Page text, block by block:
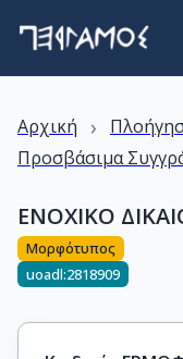
Αρχική ›
Προσβάσιμα
ΕΝΟΧΙΚΟ
Μορφότυπος
uoadl:2818909